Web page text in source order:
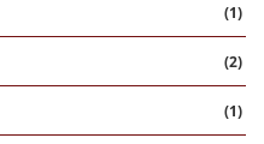
(1)
(2)
(1)